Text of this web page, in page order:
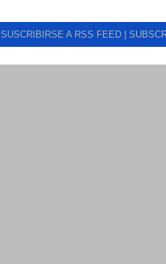
SUSCRIBIRSE A RSS FEED |